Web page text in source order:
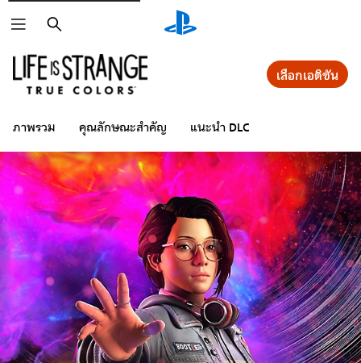
ภาพรวม คุณลักษณะสำคัญ แนะนำ DLC
เลือกเอดิชัน